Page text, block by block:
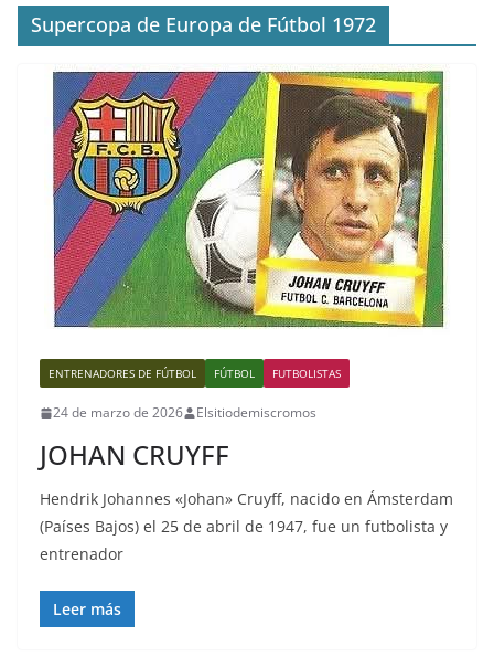
Supercopa de Europa de Fútbol 1972
ENTRENADORES DE FÚTBOL FÚTBOL FUTBOLISTAS
24 de marzo de 2026 Elsitiodemiscromos
JOHAN CRUYFF
Hendrik Johannes «Johan» Cruyff, nacido en Ámsterdam
(Países Bajos) el 25 de abril de 1947, fue un futbolista y
entrenador
Leer más